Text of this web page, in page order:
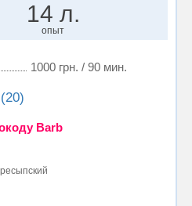
14 л.
опыт
1000 грн. / 90 мин.
Barb